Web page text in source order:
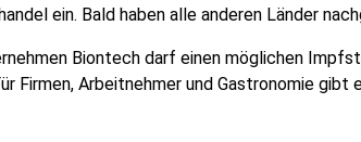
ein. Bald haben alle anderen Länder
Biontech darf einen möglichen
Firmen, Arbeitnehmer und Gastronomie gibt